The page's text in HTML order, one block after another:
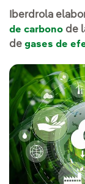
Iberdrola
de carbono de
de gases de